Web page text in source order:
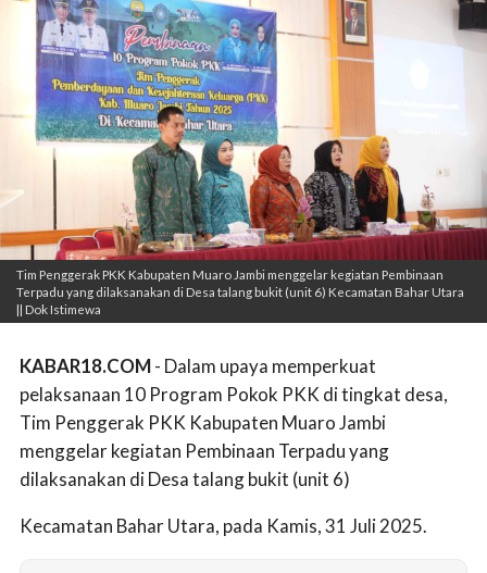
Tim Penggerak PKK Kabupaten Muaro Jambi menggelar kegiatan Pembinaan
Terpadu yang dilaksanakan di Desa talang bukit (unit 6) Kecamatan Bahar Utara
|| Dok Istimewa
KABAR18.COM- Dalam upaya memperkuat
pelaksanaan 10 Program Pokok PKK di tingkat desa,
Tim Penggerak PKK Kabupaten Muaro Jambi
menggelar kegiatan Pembinaan Terpadu yang
dilaksanakan di Desa talang bukit (unit 6)
Kecamatan Bahar Utara, pada Kamis, 31 Juli 2025.